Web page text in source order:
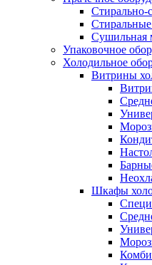
Стирально-
Сушильная
Упаковочное
Холодильное
Витрины
Шкафы